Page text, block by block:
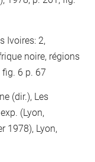
Ivoires: 2,
noire, régions
fig. 6 p. 67
(dir.), Les
(Lyon,
1978), Lyon,